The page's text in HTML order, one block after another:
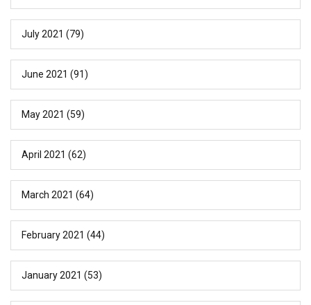
July 2021 (79)
June 2021 (91)
May 2021 (59)
April 2021 (62)
March 2021 (64)
February 2021 (44)
January 2021 (53)